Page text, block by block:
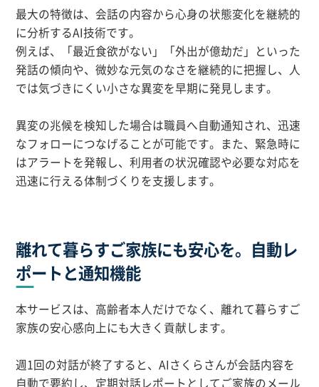
最大の特徴は、会話の内容から心身の状態変化を継続的
に分析するAI技術です。
例えば、「最近食欲がない」「外出が億劫だ」といった
発話の傾向や、微妙な元気のなさを継続的に把握し、人
では気づきにくい小さな異変を早期に発見します。
異変の兆候を検知した場合は職員へ自動通知され、迅速
なフォローにつなげることが可能です。また、緊急時に
はアラートを発報し、利用者の状況確認や必要な対応を
迅速に行える体制づくりを支援します。
離れて暮らすご家族にも安心を。自動レ
ポートと通知機能
本サービスは、高齢者本人だけでなく、離れて暮らすご
家族の安心感向上にも大きく貢献します。
週1回の対話が終了すると、AIさくらさんが会話内容を
自動で要約し、定期対話レポートとしてご家族のメール